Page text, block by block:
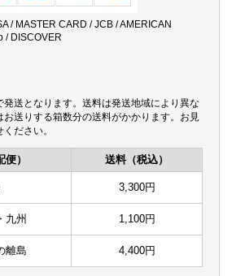
/ MASTER CARD / JCB / AMERICAN
/ DISCOVER
発送となります。送料は発送地域により異な
お送りする箱数分の送料がかかります。お見
ださい。
） 送料（税込）
3,300円
九州 1,100円
離島 4,400円